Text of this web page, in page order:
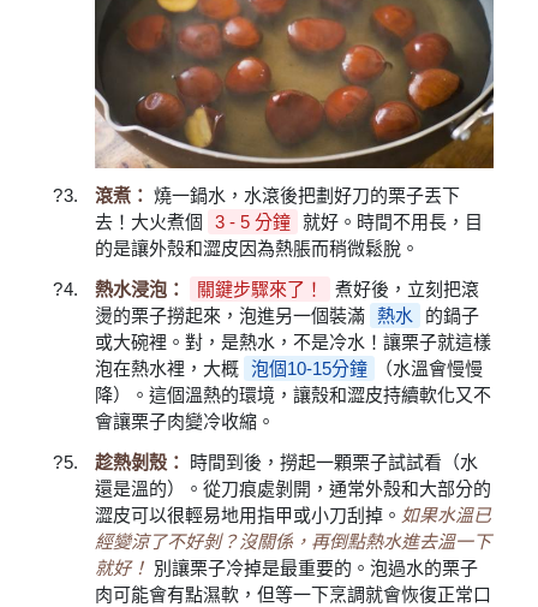
滾煮： 燒一鍋水，水滾後把劃好刀的栗子丟下
去！大火煮個
3 - 5 分鐘 就好。時間不用長，目
的是讓外殼和澀皮因為熱脹而稍微鬆脫。
熱水浸泡：
關鍵步驟來了！
煮好後，立刻把滾
燙的栗子撈起來，泡進另一個裝滿 熱水
的鍋子
或大碗裡。對，是熱水，不是冷水！讓栗子就這樣
泡在熱水裡，大概 泡個10-15分鐘
（水溫會慢慢
降）。這個溫熱的環境，讓殼和澀皮持續軟化又不
會讓栗子肉變冷收縮。
趁熱剝殼：
時間到後，撈起一顆栗子試試看（水
還是溫的）。從刀痕處剝開，通常外殼和大部分的
澀皮可以很輕易地用指甲或小刀刮掉。 如果水溫已
經變涼了不好剝？沒關係，再倒點熱水進去溫一下
就好！ 別讓栗子冷掉是最重要的。泡過水的栗子
肉可能會有點濕軟，但等一下烹調就會恢復正常口